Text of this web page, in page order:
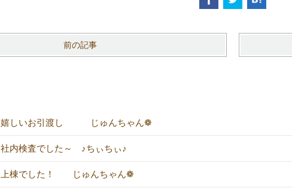
前の記事
嬉しいお引渡し じゅんちゃん❁
社内検査でした～ ♪ちぃちぃ♪
上棟でした！ じゅんちゃん❁